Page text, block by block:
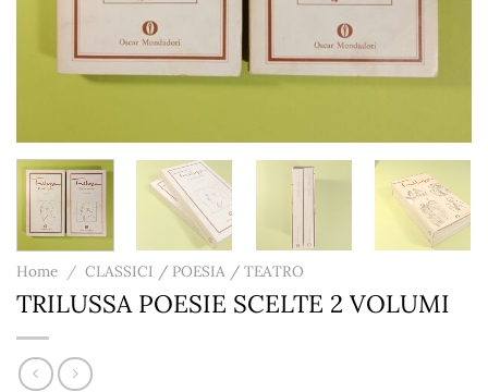
Home / CLASSICI / POESIA / TEATRO
TRILUSSA POESIE SCELTE 2 VOLUMI